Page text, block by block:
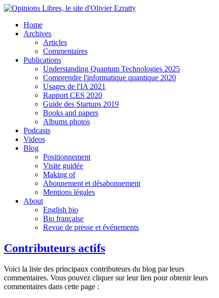
Home
Archives
Articles
Commentaires
Publications
Understanding Quantum Technologies 2025
Comprendre l'informatique quantique 2020
Usages de l'IA 2021
Rapport CES 2020
Guide des Startups 2019
Books and papers
Albums photos
Podcasts
Videos
Blog
Positionnement
Visite guidée
Making of
Abonnement et désabonnement
Mentions légales
About
English bio
Bio française
Revue de presse et événements
Contributeurs actifs
Voici la liste des principaux contributeurs du blog par leurs
commentaires. Vous pouvez cliquer sur leur lien pour obtenir leurs
commentaires dans cette page :